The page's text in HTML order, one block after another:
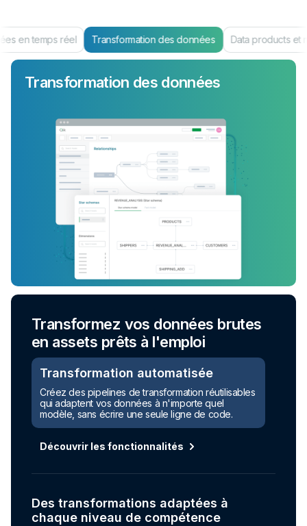
en temps réel Transformation des données Data products et
Transformation des données
Transformez vos données brutes
en assets prêts à l'emploi
Transformation automatisée
Créez des pipelines de transformation réutilisables
qui adaptent vos données à n'importe quel
modèle, sans écrire une seule ligne de code.
Découvrir les fonctionnalités
Des transformations adaptées à
chaque niveau de compétence